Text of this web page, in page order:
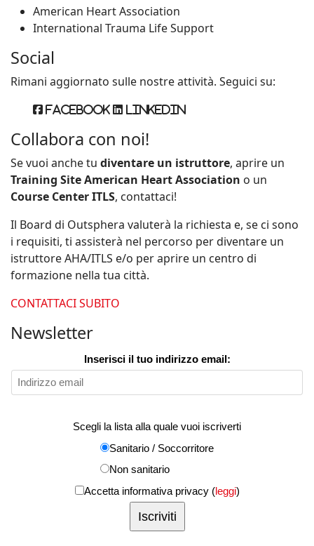
American Heart Association
International Trauma Life Support
Social
Rimani aggiornato sulle nostre attività. Seguici su:
Facebook Linkedin
Collabora con noi!
Se vuoi anche tu diventare un istruttore, aprire un
Training Site American Heart Association o un
Course Center ITLS, contattaci!
Il Board di Outsphera valuterà la richiesta e, se ci sono
i requisiti, ti assisterà nel percorso per diventare un
istruttore AHA/ITLS e/o per aprire un centro di
formazione nella tua città.
CONTATTACI SUBITO
Newsletter
Inserisci il tuo indirizzo email:
Scegli la lista alla quale vuoi iscriverti
Sanitario / Soccorritore
Non sanitario
Accetta informativa privacy (leggi)